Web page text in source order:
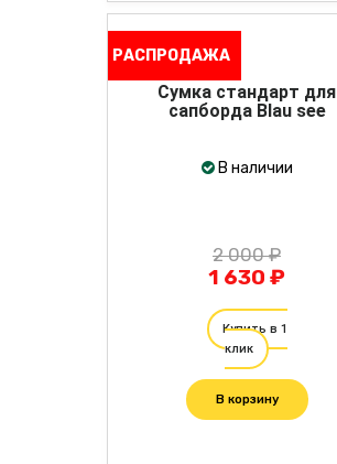
РАСПРОДАЖА
Сумка стандарт для
сапборда Blau see
В наличии
2 000 ₽
1 630 ₽
Купить в 1
клик
В корзину